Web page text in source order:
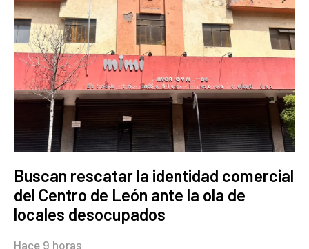
Buscan rescatar la identidad comercial
del Centro de León ante la ola de
locales desocupados
Hace 9 horas